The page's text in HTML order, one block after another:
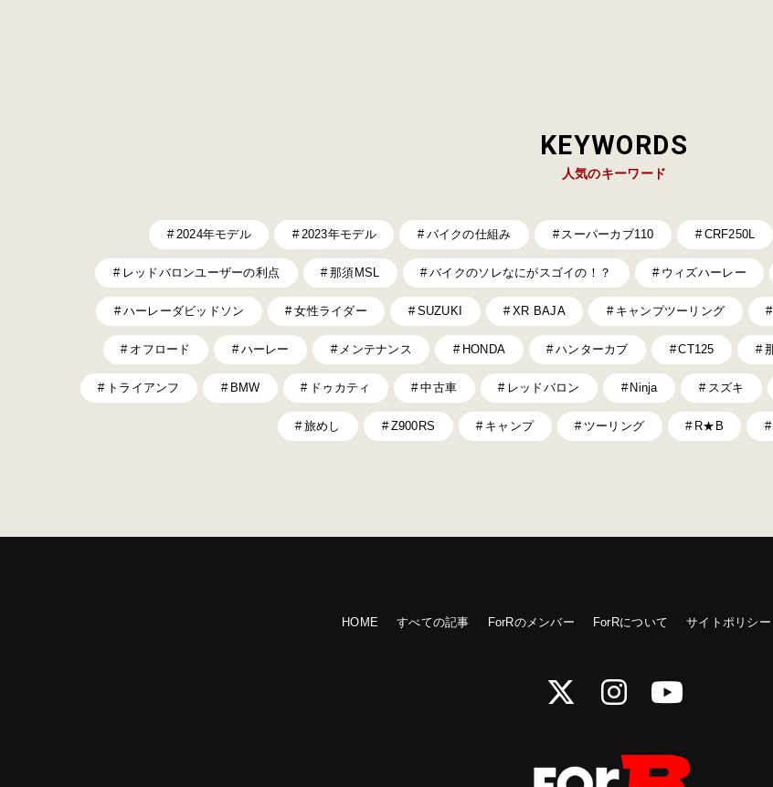
KEYWORDS
人気のキーワード
2024年モデル 2023年モデル バイクの仕組み スーパーカブ110 CRF250L
レッドバロンユーザーの利点 那須MSL バイクのソレなにがスゴイの！？ ウィズハーレー
ハーレーダビッドソン 女性ライダー SUZUKI XR BAJA キャンプツーリング
オフロード ハーレー メンテナンス HONDA ハンターカブ CT125
トライアンフ BMW ドゥカティ 中古車 レッドバロン Ninja スズキ
旅めし Z900RS キャンプ ツーリング R★B
HOME すべての記事 ForRのメンバー ForRについて サイトポリシー